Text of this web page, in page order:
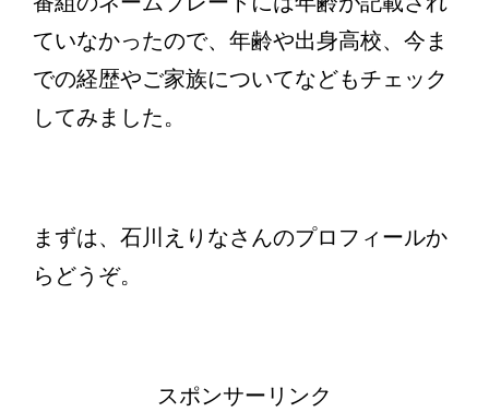
ていなかったので、年齢や出身高校、今ま
での経歴やご家族についてなどもチェック
してみました。
まずは、石川えりなさんのプロフィールか
らどうぞ。
スポンサーリンク